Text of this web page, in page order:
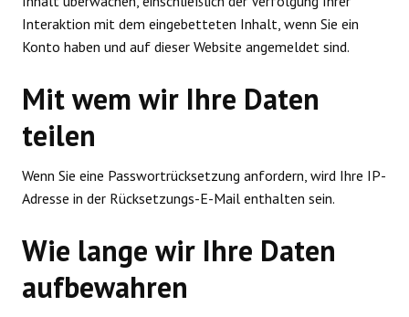
Interaktion mit dem eingebetteten Inhalt, wenn Sie ein
Konto haben und auf dieser Website angemeldet sind.
Mit wem wir Ihre Daten
teilen
Wenn Sie eine Passwortrücksetzung anfordern, wird Ihre IP-
Adresse in der Rücksetzungs-E-Mail enthalten sein.
Wie lange wir Ihre Daten
aufbewahren